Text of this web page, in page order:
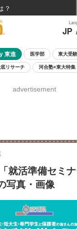
JP
東進 医学部 東大受験
リサーチ 河合塾×東大特集
8月開催学校説明会・相談会
advertisement
就活準備セミ
写真・画像